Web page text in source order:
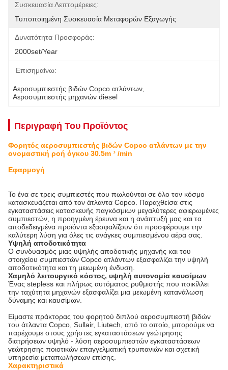
Συσκευασία Λεπτομέρειες:
Τυποποιημένη Συσκευασία Μεταφορών Εξαγωγής
Δυνατότητα Προσφοράς:
2000set/year
Επισημαίνω:
Αεροσυμπιεστής βιδών Copco ατλάντων
Αεροσυμπιεστής μηχανών diesel
Περιγραφή Του Προϊόντος
Φορητός αεροσυμπιεστής βιδών Copco ατλάντων με την
ονομαστική ροή όγκου 30.5m ³ /min
Εφαρμογή
Το ένα σε τρεις συμπιεστές που πωλούνται σε όλο τον κόσμο
κατασκευάζεται από τον άτλαντα Copco. Παραχθείσα στις
εγκαταστάσεις κατασκευής παγκόσμιων μεγαλύτερες αφιερωμένες
συμπιεστών, η προηγμένη έρευνα και η ανάπτυξή μας και τα
αποδεδειγμένα προϊόντα εξασφαλίζουν ότι προσφέρουμε την
καλύτερη λύση για όλες τις ανάγκες συμπιεσμένου αέρα σας.
Υψηλή αποδοτικότητα
Ο συνδυασμός μιας υψηλής αποδοτικής μηχανής και του
στοιχείου συμπιεστών Copco ατλάντων εξασφαλίζει την υψηλή
αποδοτικότητα και τη μειωμένη ένδυση.
Χαμηλό λειτουργικό κόστος, υψηλή αυτονομία καυσίμων
Ένας stepless και πλήρως αυτόματος ρυθμιστής που ποικίλλει
την ταχύτητα μηχανών εξασφαλίζει μια μειωμένη κατανάλωση
δύναμης και καυσίμων.
Είμαστε πράκτορας του φορητού διπλού αεροσυμπιεστή βιδών
του άτλαντα Copco, Sullair, Liutech, από το οποίο, μπορούμε να
παρέχουμε στους χρήστες εγκαταστάσεων γεώτρησης
διατρήσεων υψηλό - λύση αεροσυμπιεστών εγκαταστάσεων
γεώτρησης ποιοτικών επαγγελματική τρυπανιών και σχετική
υπηρεσία μεταπωλήσεων επίσης.
Χαρακτηριστικά